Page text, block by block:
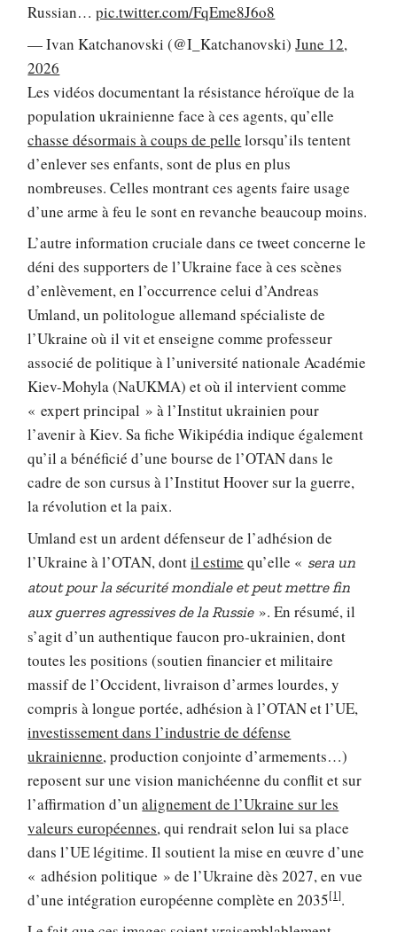
Russian…pic.twitter.com/FqEme8J6o8
— Ivan Katchanovski (@I_Katchanovski)June 12,
2026
Les vidéos documentant la résistance héroïque de la
population ukrainienne face à ces agents, qu’elle
chasse désormais à coups de pelle lorsqu’ils tentent
d’enlever ses enfants, sont de plus en plus
nombreuses. Celles montrant ces agents faire usage
d’une arme à feu le sont en revanche beaucoup moins.
L’autre information cruciale dans ce tweet concerne le
déni des supporters de l’Ukraine face à ces scènes
d’enlèvement, en l’occurrence celui d’Andreas
Umland, un politologue allemand spécialiste de
l’Ukraine où il vit et enseigne comme professeur
associé de politique à l’université nationale Académie
Kiev-Mohyla (NaUKMA) et où il intervient comme
« expert principal » à l’Institut ukrainien pour
l’avenir à Kiev. Sa fiche Wikipédia indique également
qu’il a bénéficié d’une bourse de l’OTAN dans le
cadre de son cursus à l’Institut Hoover sur la guerre,
la révolution et la paix.
Umland est un ardent défenseur de l’adhésion de
l’Ukraine à l’OTAN, dontil estime qu’elle « sera un
atout pour la sécurité mondiale et peut mettre fin
aux guerres agressives de la Russie». En résumé, il
s’agit d’un authentique faucon pro-ukrainien, dont
toutes les positions (soutien financier et militaire
massif de l’Occident, livraison d’armes lourdes, y
compris à longue portée, adhésion à l’OTAN et l’UE,
investissement dans l’industrie de défense
ukrainienne, production conjointe d’armements…)
reposent sur une vision manichéenne du conflit et sur
l’affirmation d’unalignement de l’Ukraine sur les
valeurs européennes, qui rendrait selon lui sa place
dans l’UE légitime. Il soutient la mise en œuvre d’une
« adhésion politique » de l’Ukraine dès 2027, en vue
d’une intégration européenne complète en 2035[1].